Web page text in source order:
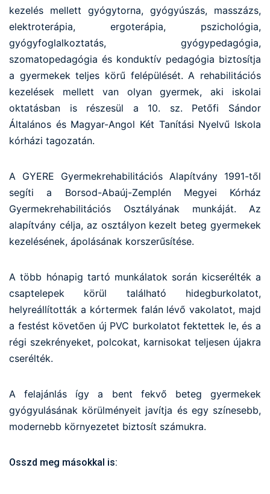
kezelés mellett gyógytorna, gyógyúszás, masszázs,
elektroterápia, ergoterápia, pszichológia,
gyógyfoglalkoztatás, gyógypedagógia,
szomatopedagógia és konduktív pedagógia biztosítja
a gyermekek teljes körű felépülését. A rehabilitációs
kezelések mellett van olyan gyermek, aki iskolai
oktatásban is részesül a 10. sz. Petőfi Sándor
Általános és Magyar-Angol Két Tanítási Nyelvű Iskola
kórházi tagozatán.
A GYERE Gyermekrehabilitációs Alapítvány 1991-től
segíti a Borsod-Abaúj-Zemplén Megyei Kórház
Gyermekrehabilitációs Osztályának munkáját. Az
alapítvány célja, az osztályon kezelt beteg gyermekek
kezelésének, ápolásának korszerűsítése.
A több hónapig tartó munkálatok során kicserélték a
csaptelepek körül található hidegburkolatot,
helyreállították a kórtermek falán lévő vakolatot, majd
a festést követően új PVC burkolatot fektettek le, és a
régi szekrényeket, polcokat, karnisokat teljesen újakra
cserélték.
A felajánlás így a bent fekvő beteg gyermekek
gyógyulásának körülményeit javítja és egy színesebb,
modernebb környezetet biztosít számukra.
Osszd meg másokkal is: